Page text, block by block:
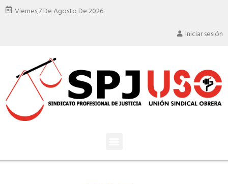
Viernes,7 De Agosto De 2026
Iniciar sesión